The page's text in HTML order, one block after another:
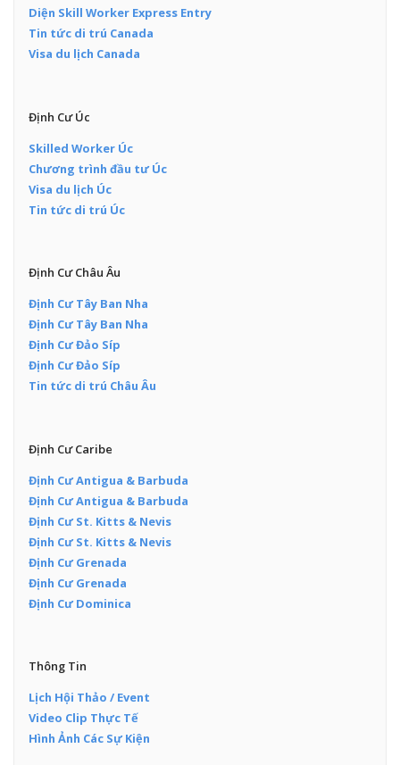
Diện Skill Worker Express Entry
Tin tức di trú Canada
Visa du lịch Canada
Định Cư Úc
Skilled Worker Úc
Chương trình đầu tư Úc
Visa du lịch Úc
Tin tức di trú Úc
Định Cư Châu Âu
Định Cư Tây Ban Nha
Định Cư Tây Ban Nha
Định Cư Đảo Síp
Định Cư Đảo Síp
Tin tức di trú Châu Âu
Định Cư Caribe
Định Cư Antigua & Barbuda
Định Cư Antigua & Barbuda
Định Cư St. Kitts & Nevis
Định Cư St. Kitts & Nevis
Định Cư Grenada
Định Cư Grenada
Định Cư Dominica
Thông Tin
Lịch Hội Thảo / Event
Video Clip Thực Tế
Hình Ảnh Các Sự Kiện